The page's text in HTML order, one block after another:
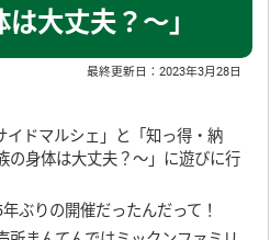
大丈夫？～」
最終更新日：2023年3月28日
ドマルシェ」と「知っ得・納
の身体は大丈夫？～」に遊びに行
ぶりの開催だったんだって！